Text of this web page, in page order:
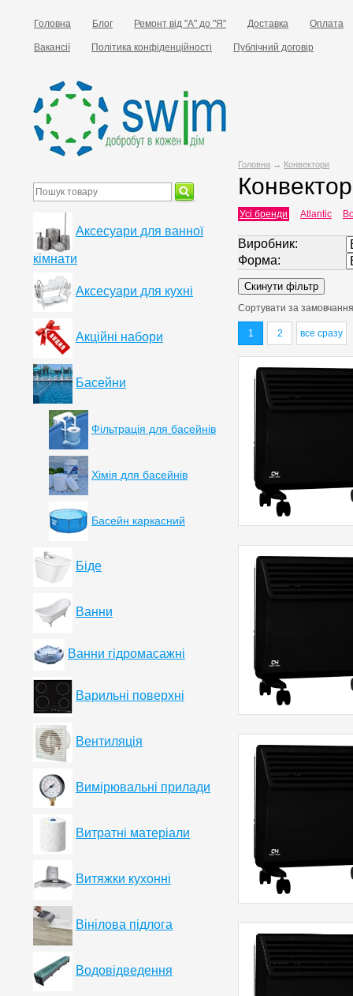
Головна Блог Ремонт від "А" до "Я" Доставка Оплата
Вакансії Політика конфіденційності Публічний договір
Головна → Конвектори
Усі бренди Atlantic
Виробник:
Форма:
Сортувати за
1 2 все сразу
Аксесуари для ванної
кімнати
Аксесуари для кухні
Акційні набори
Басейни
Фільтрація для басейнів
Хімія для басейнів
Басейн каркасний
Біде
Ванни
Ванни гідромасажні
Варильні поверхні
Вентиляція
Вимірювальні прилади
Витратні матеріали
Витяжки кухонні
Вінілова підлога
Водовідведення